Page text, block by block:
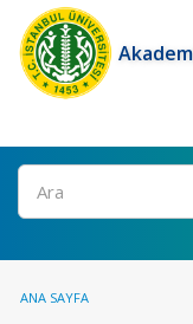
Ara
ANA SAYFA